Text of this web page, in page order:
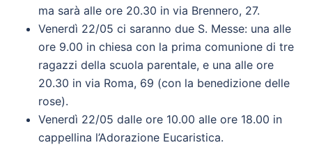
ma sarà alle ore 20.30 in via Brennero, 27.
Venerdì 22/05 ci saranno due S. Messe: una alle
ore 9.00 in chiesa con la prima comunione di tre
ragazzi della scuola parentale, e una alle ore
20.30 in via Roma, 69 (con la benedizione delle
rose).
Venerdì 22/05 dalle ore 10.00 alle ore 18.00 in
cappellina l’Adorazione Eucaristica.